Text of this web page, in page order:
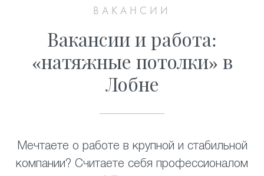
ВАКАНСИИ
Вакансии и работа:
«натяжные потолки» в
Лобне
Мечтаете о работе в крупной и стабильной
компании? Считаете себя профессионалом